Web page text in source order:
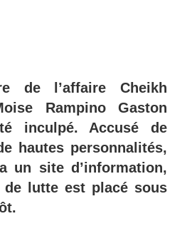
de l’affaire Cheikh
Rampino Gaston
inculpé. Accusé de
hautes personnalités,
un site d’information,
de lutte est placé sous